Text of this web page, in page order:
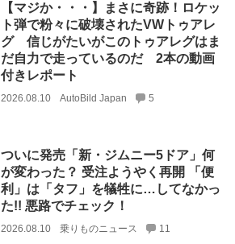
【マジか・・・】まさに奇跡！ロケッ
ト弾で粉々に破壊されたVWトゥアレ
グ 信じがたいがこのトゥアレグはま
だ自力で走っているのだ 2本の動画
付きレポート
2026.08.10 AutoBild Japan 5
ついに発売「新・ジムニー5ドア」何
が変わった？ 受注ようやく再開 「便
利」は「タフ」を犠牲に…してなかっ
た!! 悪路でチェック！
2026.08.10 乗りものニュース 11